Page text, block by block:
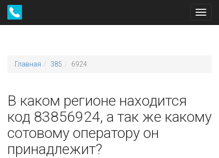
Главная 385 6924
В каком регионе находится
код 83856924, а так же какому
сотовому оператору он
принадлежит?